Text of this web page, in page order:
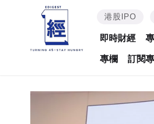
港股IPO
即時財經
專欄 訂閱